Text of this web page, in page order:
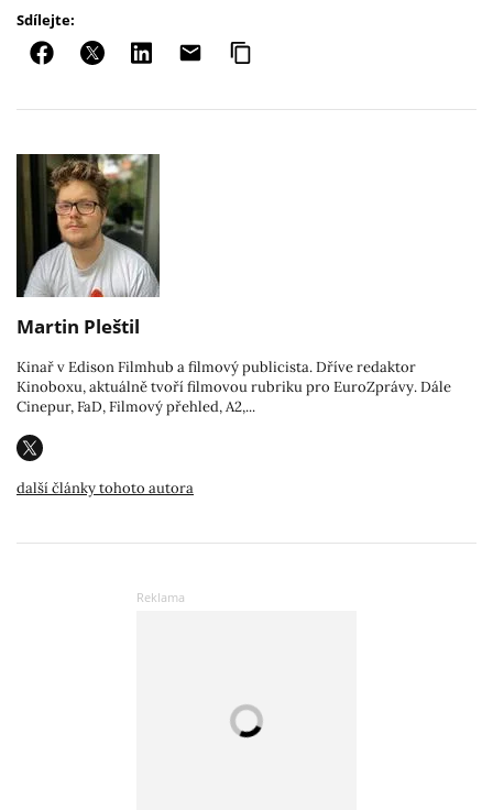
Sdílejte:
Martin Pleštil
Kinař v Edison Filmhub a filmový publicista. Dříve redaktor
Kinoboxu, aktuálně tvoří filmovou rubriku pro EuroZprávy. Dále
Cinepur, FaD, Filmový přehled, A2,...
další články tohoto autora